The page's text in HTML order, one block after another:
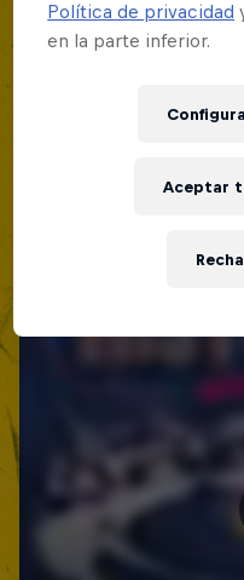
Lima, Peru
Política de privacidad
en la parte inferior.
Aceptar